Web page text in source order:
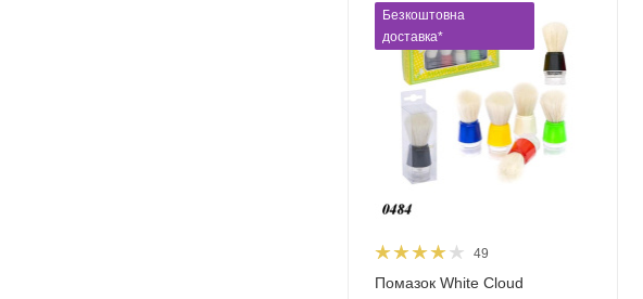
Безкоштовна
доставка*
49
Помазок White Cloud